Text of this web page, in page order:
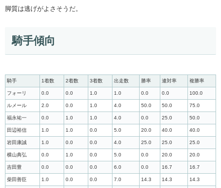
脚質は逃げがよさそうだ。
騎手傾向
騎手 1着数 2着数 3着数 出走数 勝率 連対率 複勝率
フォーリ 0.0 0.0 1.0 1.0 0.0 0.0 100.0
ルメール 2.0 0.0 1.0 4.0 50.0 50.0 75.0
福永祐一 0.0 1.0 1.0 4.0 0.0 25.0 50.0
田辺裕信 1.0 1.0 0.0 5.0 20.0 40.0 40.0
岩田康誠 1.0 0.0 0.0 4.0 25.0 25.0 25.0
横山典弘 0.0 1.0 0.0 5.0 0.0 20.0 20.0
吉田豊 0.0 0.0 0.0 6.0 0.0 16.7 16.7
柴田善臣 1.0 0.0 0.0 7.0 14.3 14.3 14.3